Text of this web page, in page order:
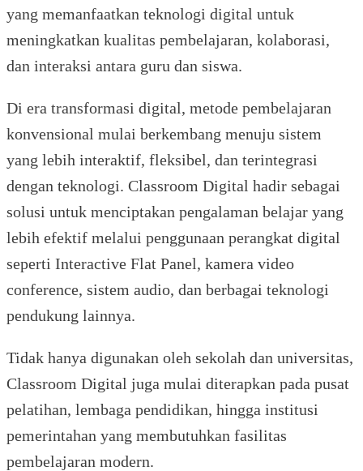
yang memanfaatkan teknologi digital untuk
meningkatkan kualitas pembelajaran, kolaborasi,
dan interaksi antara guru dan siswa.
Di era transformasi digital, metode pembelajaran
konvensional mulai berkembang menuju sistem
yang lebih interaktif, fleksibel, dan terintegrasi
dengan teknologi. Classroom Digital hadir sebagai
solusi untuk menciptakan pengalaman belajar yang
lebih efektif melalui penggunaan perangkat digital
seperti Interactive Flat Panel, kamera video
conference, sistem audio, dan berbagai teknologi
pendukung lainnya.
Tidak hanya digunakan oleh sekolah dan universitas,
Classroom Digital juga mulai diterapkan pada pusat
pelatihan, lembaga pendidikan, hingga institusi
pemerintahan yang membutuhkan fasilitas
pembelajaran modern.